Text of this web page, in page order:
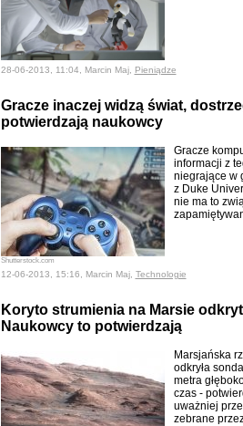
28-06-2013, 11:04, Marcin Maj, Pieniądze
Gracze inaczej widzą świat,
potwierdzają naukowcy
Shutterstock.com
Gracze
informacji z
niegrające w
z Duke
nie ma to
12-06-2013, 15:16, Marcin Maj, Technologie
Koryto strumienia na Marsie
Naukowcy to potwierdzają
Marsjańska
odkryła
metra
czas -
uważniej
zebrane